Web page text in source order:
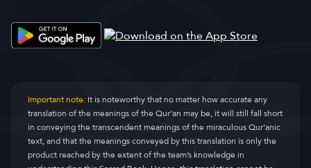
Important note:It is noteworthy that no matter how accurate any
translation of the meanings of the Qur’an may be, it will still fall short
in conveying the transcendent meanings of the miraculous Qur’anic
text, and that the meanings conveyed by this translation is only the
product reached by the extent of the team’s knowledge in